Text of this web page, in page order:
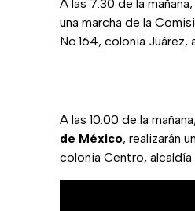
A las 7:30 de la mañana,
una marcha de la
No.164, colonia Juárez,
A las 10:00 de la
de México, realizarán
colonia Centro,